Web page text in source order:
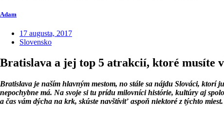
Adam
17 augusta, 2017
Slovensko
Bratislava a jej top 5 atrakcií, ktoré musíte
Bratislava je naším hlavným mestom, no stále sa nájdu Slováci, ktorí
nepochybne má. Na svoje si tu prídu milovníci histórie, kultúry aj
a čas vám dýcha na krk, skúste navštíviť aspoň niektoré z týchto miest.